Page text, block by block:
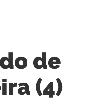
de
(4)